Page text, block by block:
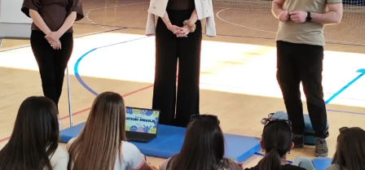
Centralni dio manifestacije činiće takmičenje četiri
osnovne škole sa teritorije Opštine Zeta, kao i vrtića
„Zvjezdani vrt“.